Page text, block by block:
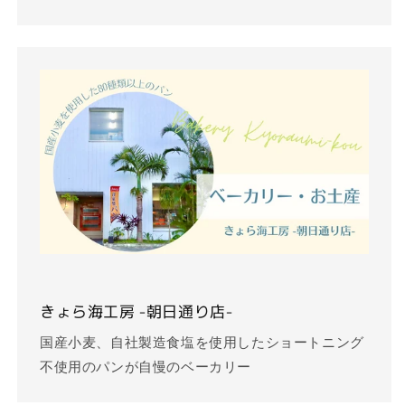
きょら海工房 -朝日通り店-
国産小麦、自社製造食塩を使用したショートニング
不使用のパンが自慢のベーカリー